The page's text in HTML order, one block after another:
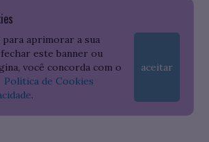
para aprimorar a sua
este banner ou
você concorda com o
Política de Cookies
.
aceitar
da Instituição no Sistema do e-MEC